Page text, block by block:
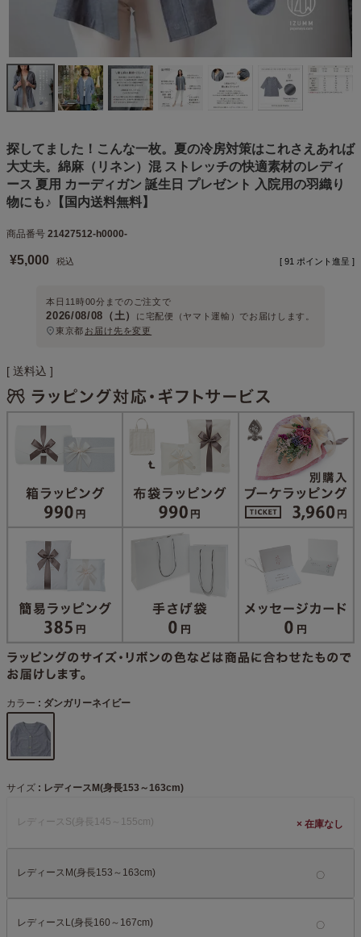
探してました！こんな一枚。夏の冷房対策はこれさえあれば
大丈夫。綿麻（リネン）混 ストレッチの快適素材のレディ
ース 夏用 カーディガン 誕生日 プレゼント 入院用の羽織り
物にも♪【国内送料無料】
商品番号 21427512-h0000-
¥5,000 税込 [ 91 ポイント進呈 ]
本日 11時00分 までのご注文で
2026/08/08（土） に 宅配便（ヤマト運輸） でお届けします。
東京都 お届け先を変更
送料込
サイズ レディースM(身長153～163cm)
レディースS(身長145～155cm) ×
レディースM(身長153～163cm)
レディースL(身長160～167cm)
カラー ダンガリーネイビー